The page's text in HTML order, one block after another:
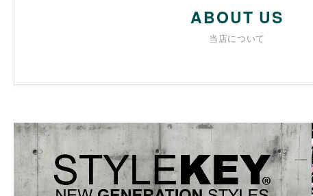
ABOUT US
当店について